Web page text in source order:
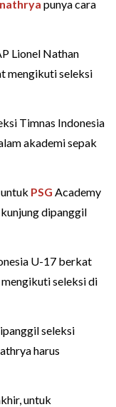
punya cara
Lionel Nathan
mengikuti seleksi
Timnas Indonesia
akademi sepak
PSG Academy
dipanggil
U-17 berkat
mengikuti seleksi di
seleksi
harus
untuk